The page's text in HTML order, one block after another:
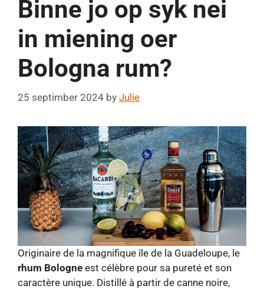
Binne jo op syk nei
in miening oer
Bologna rum?
25 septimber 2024 by Julie
Originaire de la magnifique île de la Guadeloupe, le
rhum Bologne est célèbre pour sa pureté et son
caractère unique. Distillé à partir de canne noire,